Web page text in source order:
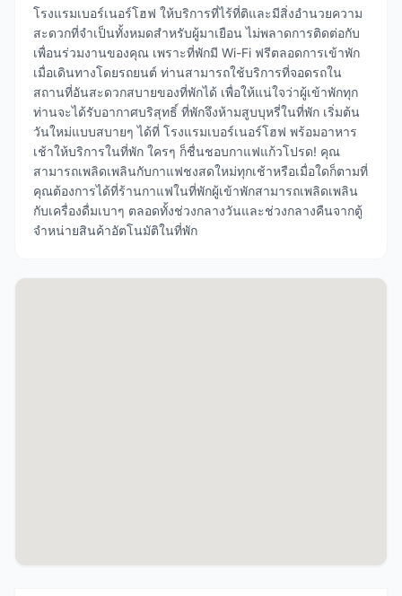
โรงแรมเบอร์เนอร์โฮฟ ให้บริการที่ไร้ที่ติและมีสิ่งอำนวยความ
สะดวกที่จำเป็นทั้งหมดสำหรับผู้มาเยือน ไม่พลาดการติดต่อกับ
เพื่อนร่วมงานของคุณ เพราะที่พักมี Wi-Fi ฟรีตลอดการเข้าพัก
เมื่อเดินทางโดยรถยนต์ ท่านสามารถใช้บริการที่จอดรถใน
สถานที่อันสะดวกสบายของที่พักได้ เพื่อให้แน่ใจว่าผู้เข้าพักทุก
ท่านจะได้รับอากาศบริสุทธิ์ ที่พักจึงห้ามสูบบุหรี่ในที่พัก เริ่มต้น
วันใหม่แบบสบายๆ ได้ที่ โรงแรมเบอร์เนอร์โฮฟ พร้อมอาหาร
เช้าให้บริการในที่พัก ใครๆ ก็ชื่นชอบกาแฟแก้วโปรด! คุณ
สามารถเพลิดเพลินกับกาแฟชงสดใหม่ทุกเช้าหรือเมื่อใดก็ตามที่
คุณต้องการได้ที่ร้านกาแฟในที่พักผู้เข้าพักสามารถเพลิดเพลิน
กับเครื่องดื่มเบาๆ ตลอดทั้งช่วงกลางวันและช่วงกลางคืนจากตู้
จำหน่ายสินค้าอัตโนมัติในที่พัก